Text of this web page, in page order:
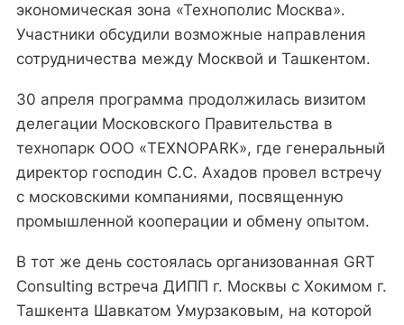
экономическая зона «Технополис Москва».
Участники обсудили возможные направления
сотрудничества между Москвой и Ташкентом.
30 апреля программа продолжилась визитом
делегации Московского Правительства в
технопарк ООО «TEXNOPARK», где генеральный
директор господин С.С. Ахадов провел встречу
с московскими компаниями, посвященную
промышленной кооперации и обмену опытом.
В тот же день состоялась организованная GRT
Consulting встреча ДИПП г. Москвы с Хокимом г.
Ташкента Шавкатом Умурзаковым, на которой